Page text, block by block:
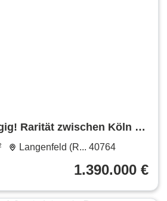
Rarität zwischen Köln &
Langenfeld (R... 40764
1.390.000 €